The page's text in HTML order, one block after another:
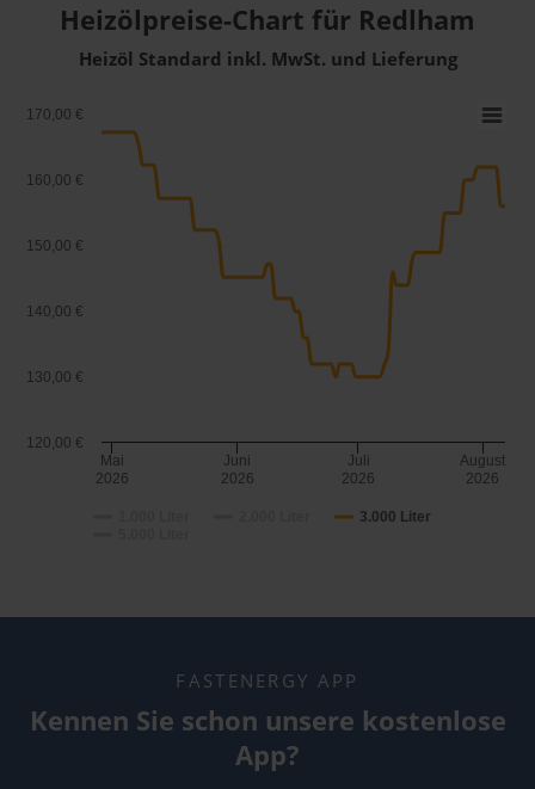
Heizölpreise-Chart für Redlham
Heizöl Standard inkl. MwSt. und Lieferung
3.000 Liter
Mai
2026
Juni
2026
Juli
2026
August
2026
120,00 €
130,00 €
140,00 €
150,00 €
160,00 €
170,00 €
FASTENERGY APP
Kennen Sie schon unsere kostenlose
App?